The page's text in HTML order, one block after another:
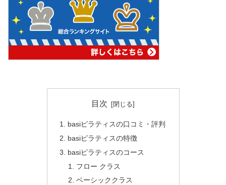
目次
basiピラティスの口コミ・評判
basiピラティスの特徴
basiピラティスのコース
フロー クラス
ベーシッククラス